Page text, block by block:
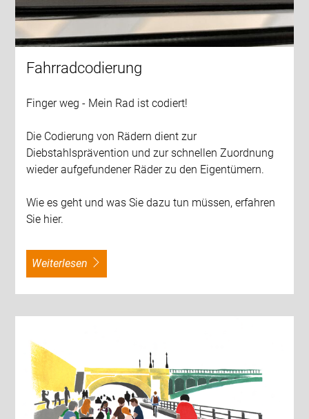
Fahrradcodierung
Finger weg - Mein Rad ist codiert!
Die Codierung von Rädern dient zur
Diebstahlsprävention und zur schnellen Zuordnung
wieder aufgefundener Räder zu den Eigentümern.
Wie es geht und was Sie dazu tun müssen, erfahren
Sie hier.
weiterlesen